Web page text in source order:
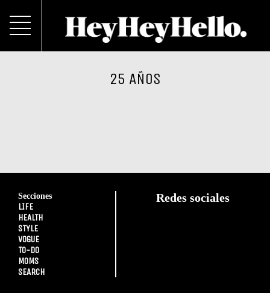
25 AÑOS
Secciones
LIFE
HEALTH
STYLE
VOGUE
TO-DO
MOMS
SEARCH
Redes sociales